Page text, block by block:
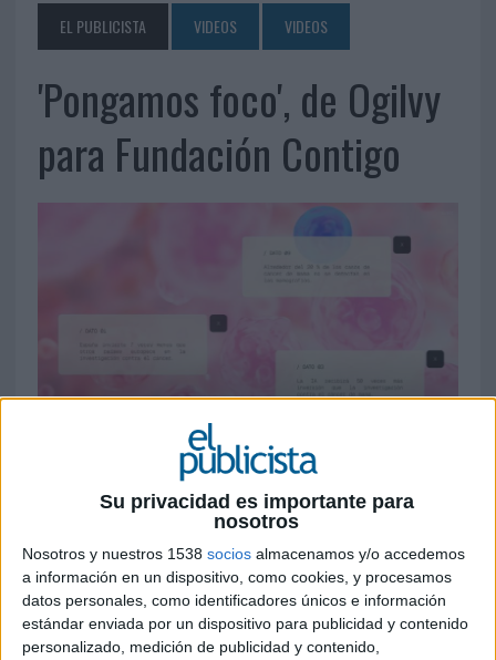
Su privacidad es importante para
nosotros
Nosotros y nuestros 1538 socios almacenamos y/o accedemos
a información en un dispositivo, como cookies, y procesamos
datos personales, como identificadores únicos e información
estándar enviada por un dispositivo para publicidad y contenido
personalizado, medición de publicidad y contenido,
EL PUBLICISTA VIDEOS VIDEOS
'Pongamos foco', de Ogilvy
para Fundación Contigo
Ficha técnica 'Pongamos foco'
Anunciante: Fundación Contigo
Agencia: Ogilvy